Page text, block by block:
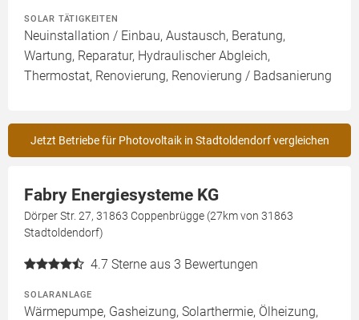
SOLAR TÄTIGKEITEN
Neuinstallation / Einbau, Austausch, Beratung,
Wartung, Reparatur, Hydraulischer Abgleich,
Thermostat, Renovierung, Renovierung / Badsanierung
Jetzt Betriebe für Photovoltaik in Stadtoldendorf vergleichen
Fabry Energiesysteme KG
Dörper Str. 27, 31863 Coppenbrügge (27km von 31863
Stadtoldendorf)
4.7 Sterne aus 3 Bewertungen
SOLARANLAGE
Wärmepumpe, Gasheizung, Solarthermie, Ölheizung,